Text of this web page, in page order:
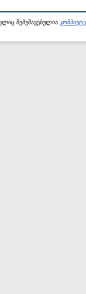
შემუშავებულია